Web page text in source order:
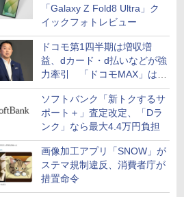
「Galaxy Z Fold8 Ultra」ク
イックフォトレビュー
ドコモ第1四半期は増収増
益、dカード・d払いなどが強
力牽引 「ドコモMAX」は
400万契約突破
ソフトバンク「新トクするサ
ポート＋」査定改定、「Dラ
ンク」なら最大4.4万円負担
画像加工アプリ「SNOW」が
ステマ規制違反、消費者庁が
措置命令